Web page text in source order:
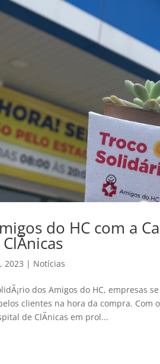
do HC com a
2023 | Notícias
dos Amigos do HC, empresas
clientes na hora da compra. Com
de ClÃ­nicas em prol...